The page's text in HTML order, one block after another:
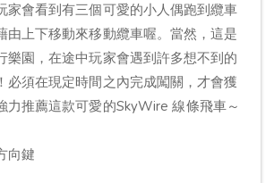
家會看到有三個可愛的小人偶跑到纜車
由上下移動來移動纜車喔。當然，這是
樂園，在途中玩家會遇到許多想不到的
必須在現定時間之內完成闖關，才會獲
力推薦這款可愛的SkyWire 線條飛車～
向鍵